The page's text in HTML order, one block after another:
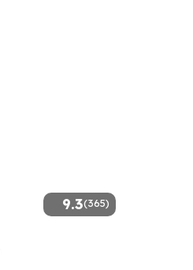
9.3(365)